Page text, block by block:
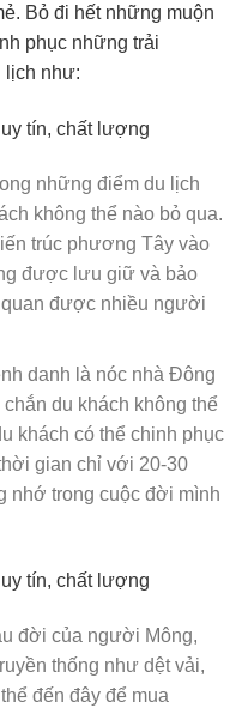
Bỏ đi hết những muộn
phục những trải
lịch như:
những điểm du lịch
không thể nào bỏ qua.
trúc phương Tây vào
được lưu giữ và bảo
quan được nhiều người
danh là nóc nhà Đông
du khách không thể
khách có thể chinh phục
gian chỉ với 20-30
nhớ trong cuộc đời mình
đời của người Mông,
thống như dệt vải,
đến đây để mua